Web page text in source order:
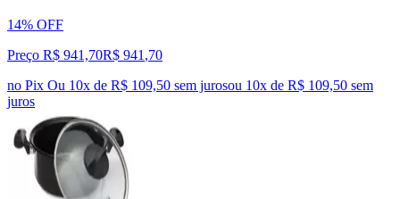
14% OFF
Preço R$ 941,70R$ 941 ,70
no Pix Ou 10x de R$ 109,50 sem jurosou 10x de R$ 109,50 sem
juros